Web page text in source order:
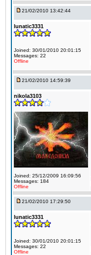
21/02/2010 13:42:44
lunatic3331
Joined: 30/01/2010 20:01:15
Messages: 22
Offline
21/02/2010 14:59:39
nikola3103
Joined: 25/12/2009 16:09:56
Messages: 184
Offline
21/02/2010 17:29:50
lunatic3331
Joined: 30/01/2010 20:01:15
Messages: 22
Offline